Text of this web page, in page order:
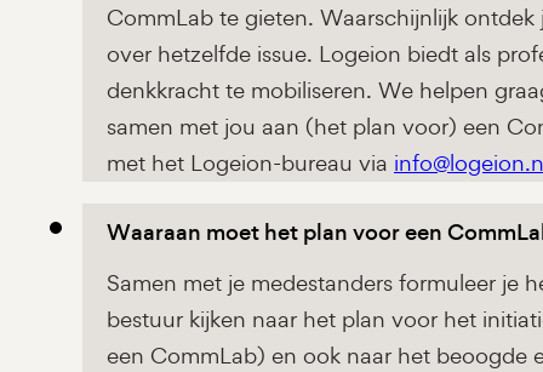
CommLab te gieten. Waarschijnlijk
over hetzelfde issue. Logeion biedt als
denkkracht te mobiliseren. We helpen
samen met jou aan (het plan voor) een
met het Logeion-bureau via
Waaraan moet het plan voor een
Samen met je medestanders formuleer je
bestuur kijken naar het plan voor het
een CommLab) en ook naar het beoogde